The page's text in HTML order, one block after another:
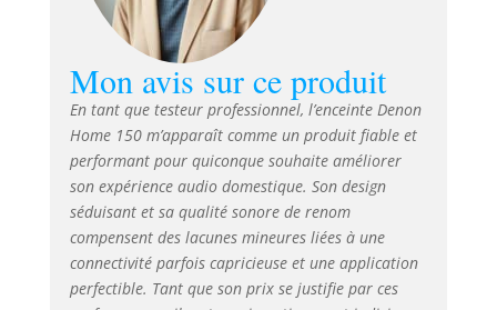
Mon avis sur ce produit
En tant que testeur professionnel, l’enceinte Denon
Home 150m’apparaît comme un produit fiable et
performant pour quiconque souhaite améliorer
son expérience audio domestique. Son design
séduisant et sa qualité sonore de renom
compensent des lacunes mineures liées à une
connectivité parfois capricieuse et une application
perfectible. Tant que son prix se justifie par ces